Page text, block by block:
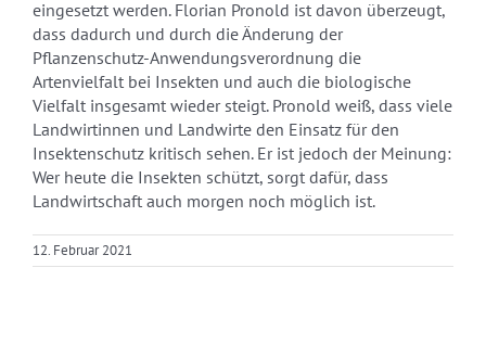
eingesetzt werden. Florian Pronold ist davon überzeugt,
dass dadurch und durch die Änderung der
Pflanzenschutz-Anwendungsverordnung die
Artenvielfalt bei Insekten und auch die biologische
Vielfalt insgesamt wieder steigt. Pronold weiß, dass viele
Landwirtinnen und Landwirte den Einsatz für den
Insektenschutz kritisch sehen. Er ist jedoch der Meinung:
Wer heute die Insekten schützt, sorgt dafür, dass
Landwirtschaft auch morgen noch möglich ist.
12. Februar 2021